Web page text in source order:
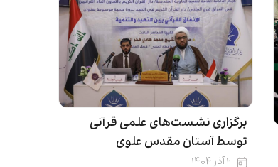
برگزاری نشست‌های علمی قرآنی
توسط آستان مقدس علوی
۲ آذر ۱۴۰۴